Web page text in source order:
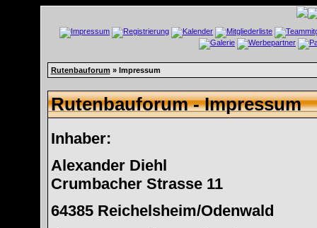
Rutenbauforum » Impressum
Rutenbauforum - Impressum
Inhaber:
Alexander Diehl
Crumbacher Strasse 11
64385 Reichelsheim/Odenwald